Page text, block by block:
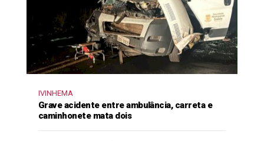
IVINHEMA
Grave acidente entre ambulância, carreta e
caminhonete mata dois